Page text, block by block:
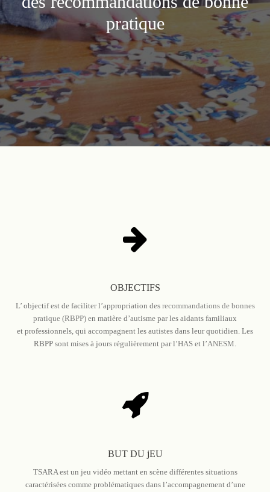
pratique
OBJECTIFS
L’ objectif est de faciliter l’appropriation des recommandations de bonnes
pratique (RBPP) en matière d’autisme par les aidants familiaux
et professionnels, qui accompagnent les autistes dans leur quotidien. Les
RBPP sont mises à jours régulièrement par l’HAS et l’ANESM.
BUT DU jEU
TSARA est un jeu vidéo mettant en scène différentes situations
caractérisées comme problématiques dans l’accompagnement d’une